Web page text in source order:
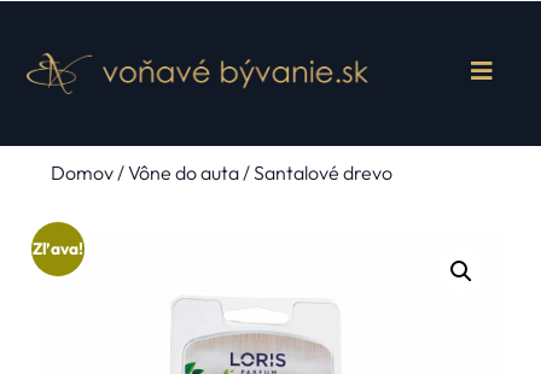
Domov/Vône do auta/ Santalové drevo
Zľava!